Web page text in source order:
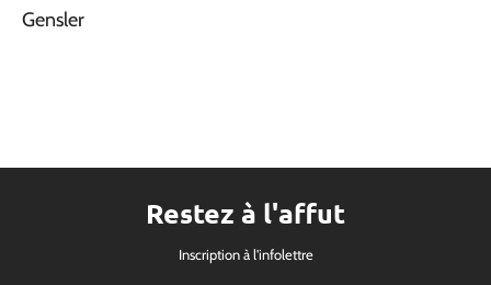
Gensler
Restez à l'affut
Inscription à l'infolettre